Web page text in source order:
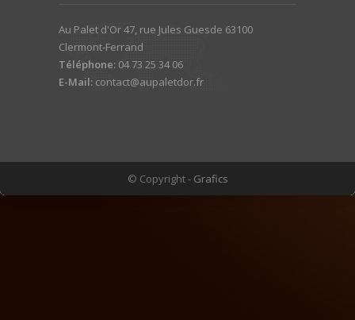
Au Palet d'Or 47, rue Jules Guesde 63100
Clermont-Ferrand
Téléphone: 04 73 25 34 06
E-Mail: contact@aupaletdor.fr
© Copyright - Grafics